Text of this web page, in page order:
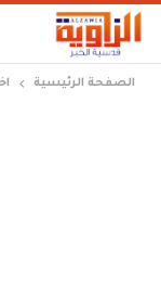
الصفحة الرئيسية